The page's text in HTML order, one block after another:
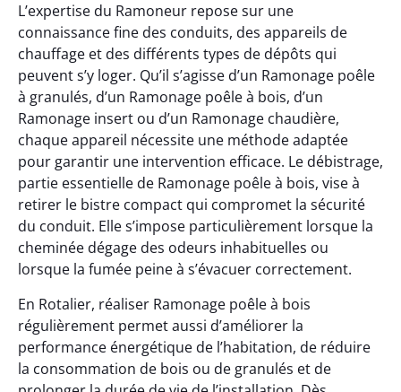
L’expertise du Ramoneur repose sur une
connaissance fine des conduits, des appareils de
chauffage et des différents types de dépôts qui
peuvent s’y loger. Qu’il s’agisse d’un Ramonage poêle
à granulés, d’un Ramonage poêle à bois, d’un
Ramonage insert ou d’un Ramonage chaudière,
chaque appareil nécessite une méthode adaptée
pour garantir une intervention efficace. Le débistrage,
partie essentielle de Ramonage poêle à bois, vise à
retirer le bistre compact qui compromet la sécurité
du conduit. Elle s’impose particulièrement lorsque la
cheminée dégage des odeurs inhabituelles ou
lorsque la fumée peine à s’évacuer correctement.
En Rotalier, réaliser Ramonage poêle à bois
régulièrement permet aussi d’améliorer la
performance énergétique de l’habitation, de réduire
la consommation de bois ou de granulés et de